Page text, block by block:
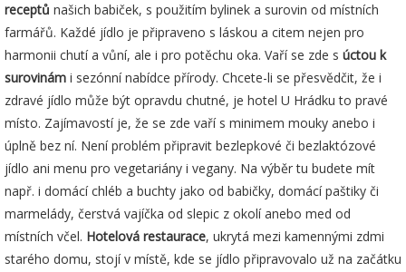
receptů našich babiček, s použitím bylinek a surovin od místních
farmářů. Každé jídlo je připraveno s láskou a citem nejen pro
harmonii chutí a vůní, ale i pro potěchu oka. Vaří se zde s úctou k
surovinám i sezónní nabídce přírody. Chcete-li se přesvědčit, že i
zdravé jídlo může být opravdu chutné, je hotel U Hrádku to pravé
místo. Zajímavostí je, že se zde vaří s minimem mouky anebo i
úplně bez ní. Není problém připravit bezlepkové či bezlaktózové
jídlo ani menu pro vegetariány i vegany. Na výběr tu budete mít
např. i domácí chléb a buchty jako od babičky, domácí paštiky či
marmelády, čerstvá vajíčka od slepic z okolí anebo med od
místních včel. Hotelová restaurace, ukrytá mezi kamennými zdmi
starého domu, stojí v místě, kde se jídlo připravovalo už na začátku